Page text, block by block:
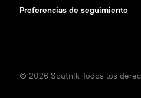
Preferencias de seguimiento
© 2026 Sputnik Todos los